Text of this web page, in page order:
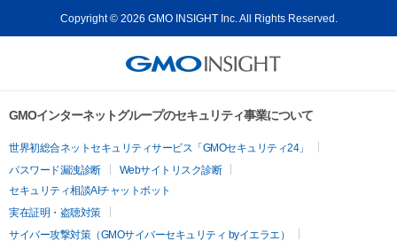
Copyright © 2026 GMO INSIGHT Inc. All Rights Reserved.
GMOインターネットグループのセキュリティ事業について
世界初総合ネットセキュリティサービス「GMOセキュリティ24」
パスワード漏洩診断
Webサイトリスク診断
セキュリティ相談AIチャットボット
実在証明・盗聴対策
サイバー攻撃対策（GMOサイバーセキュリティ byイエラエ）